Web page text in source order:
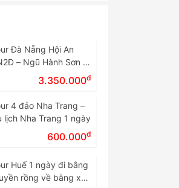
Đà Nẵng Hội An
– Ngũ Hành Sơn –
Lao Chàm – Bà Nà
3.350.000đ
4 đảo Nha Trang –
lịch Nha Trang 1 ngày
600.000đ
Huế 1 ngày đi bằng
rồng về bằng xe